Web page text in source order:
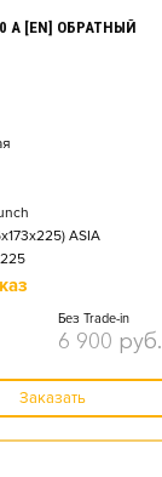
А [EN] ОБРАТНЫЙ
ASIA
Без Trade-in
6 900 руб.
Заказать